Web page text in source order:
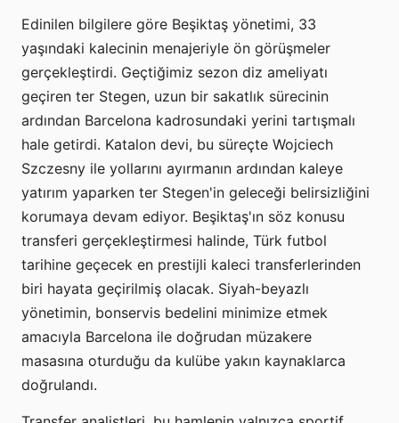
Edinilen bilgilere göre Beşiktaş yönetimi, 33
yaşındaki kalecinin menajeriyle ön görüşmeler
gerçekleştirdi. Geçtiğimiz sezon diz ameliyatı
geçiren ter Stegen, uzun bir sakatlık sürecinin
ardından Barcelona kadrosundaki yerini tartışmalı
hale getirdi. Katalon devi, bu süreçte Wojciech
Szczesny ile yollarını ayırmanın ardından kaleye
yatırım yaparken ter Stegen'in geleceği belirsizliğini
korumaya devam ediyor. Beşiktaş'ın söz konusu
transferi gerçekleştirmesi halinde, Türk futbol
tarihine geçecek en prestijli kaleci transferlerinden
biri hayata geçirilmiş olacak. Siyah-beyazlı
yönetimin, bonservis bedelini minimize etmek
amacıyla Barcelona ile doğrudan müzakere
masasına oturduğu da kulübe yakın kaynaklarca
doğrulandı.